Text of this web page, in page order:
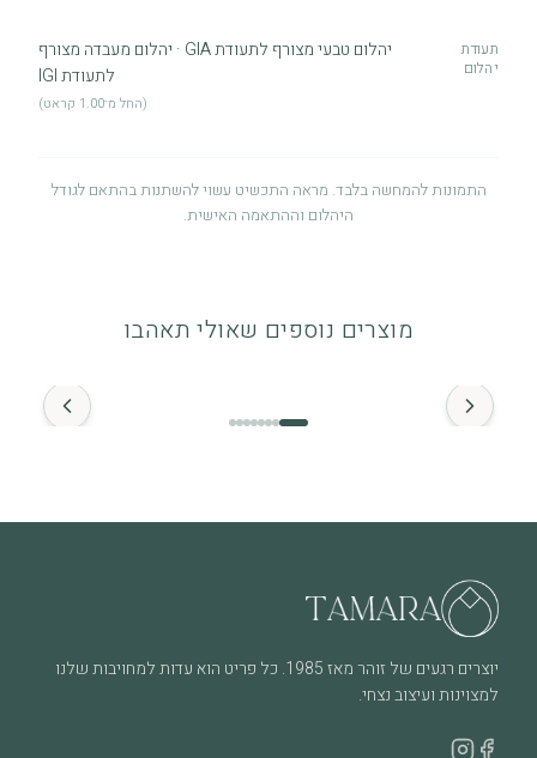
תעודת
יהלום
יהלום טבעי מצורף לתעודת GIA · יהלום מעבדה מצורף
לתעודת IGI
(החל מ־1.00 קראט)
התמונות להמחשה בלבד. מראה התכשיט עשוי להשתנות בהתאם לגודל
היהלום וההתאמה האישית.
במדיניות האחריות.
התכשיט מיוצר מזהב איכותי (14K / 18K) ומשובץ ביהלומים טבעיים.
שימוש יומיומי עשוי לגרום לשחיקה טבעית לאורך זמן, וזה חלק
בבדיקה – אנחנו כאן.
מוצרים נוספים שאולי תאהבו
יוצרים רגעים של זוהר מאז 1985. כל פריט הוא עדות למחויבות שלנו
למצוינות ועיצוב נצחי.